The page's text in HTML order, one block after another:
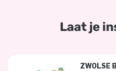
Laat je
ZWOLSE